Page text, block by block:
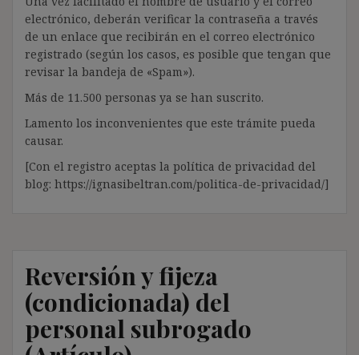
electrónico, deberán verificar la contraseña a través
de un enlace que recibirán en el correo electrónico
registrado (según los casos, es posible que tengan que
revisar la bandeja de «Spam»).
Más de 11.500 personas ya se han suscrito.
Lamento los inconvenientes que este trámite pueda
causar.
[Con el registro aceptas la política de privacidad del
blog: https://ignasibeltran.com/politica-de-privacidad/]
Reversión y fijeza
(condicionada) del
personal subrogado